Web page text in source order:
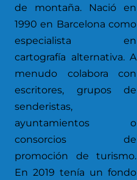
de montaña. Nació en
1990 en Barcelona como
especialista en
cartografía alternativa. A
menudo colabora con
escritores, grupos de
senderistas,
ayuntamientos o
consorcios de
promoción de turismo.
En 2019 tenía un fondo